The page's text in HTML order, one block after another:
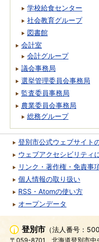
学校給食センター
社会教育グループ
図書館
会計室
会計グループ
議会事務局
選挙管理委員会事務局
監査委員事務局
農業委員会事務局
総務グループ
登別市公式ウェブサイト
ウェブアクセシビリティ
リンク・著作権・免責事
個人情報の取り扱い
RSS・Atomの使い方
オープンデータ
登別市 （法人番号：
〒059-8701 北海道登別市中